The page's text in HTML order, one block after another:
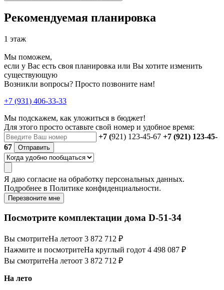
Рекомендуемая планировка
1 этаж
Мы поможем,
если у Вас есть своя планировка или Вы хотите изменить
существующую
Возникли вопросы? Просто позвоните нам!
+7 (931) 406-33-33
Мы подскажем, как уложиться в бюджет!
Для этого просто оставьте свой номер и удобное время:
+7 (921) 123-45-67 +7 (921) 123-45-
67
Отправить
Я даю согласие на обработку персональных данных.
Подробнее в Политике конфиденциальности.
Перезвоните мне
Посмотрите комплектации дома D-51-34
Вы смотритеНа летоот 3 872 712 ₽
Нажмите и посмотритеНа круглый годот 4 498 087 ₽
Вы смотритеНа летоот 3 872 712 ₽
На лето